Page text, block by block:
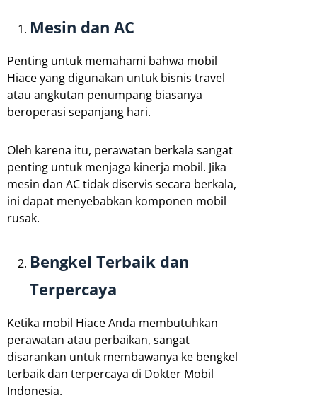
Mesin dan AC
Penting untuk memahami bahwa mobil
Hiace yang digunakan untuk bisnis travel
atau angkutan penumpang biasanya
beroperasi sepanjang hari.
Oleh karena itu, perawatan berkala sangat
penting untuk menjaga kinerja mobil. Jika
mesin dan AC tidak diservis secara berkala,
ini dapat menyebabkan komponen mobil
rusak.
Bengkel Terbaik dan
Terpercaya
Ketika mobil Hiace Anda membutuhkan
perawatan atau perbaikan, sangat
disarankan untuk membawanya ke bengkel
terbaik dan terpercaya di Dokter Mobil
Indonesia.